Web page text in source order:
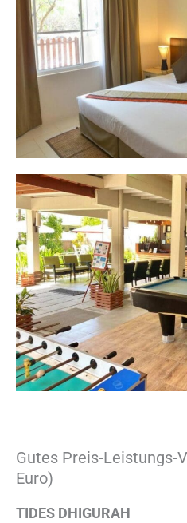
Gutes Preis-Leistungs-
Euro)
TIDES DHIGURAH